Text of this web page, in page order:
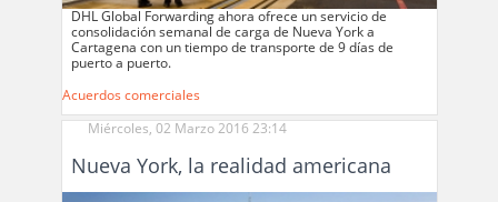
DHL Global Forwarding ahora ofrece un servicio de
consolidación semanal de carga de Nueva York a
Cartagena con un tiempo de transporte de 9 días de
puerto a puerto.
Acuerdos comerciales
Miércoles, 02 Marzo 2016 23:14
Nueva York, la realidad americana